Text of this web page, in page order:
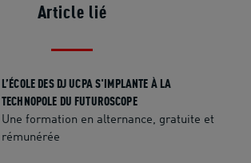
Article lié
L’ÉCOLE DES DJ UCPA S'IMPLANTE À LA
TECHNOPOLE DU FUTUROSCOPE
Une formation en alternance, gratuite et
rémunérée